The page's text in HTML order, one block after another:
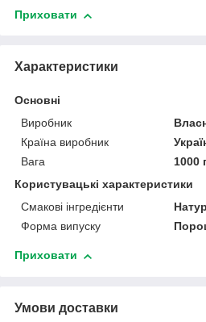
Приховати
Характеристики
Основні
Виробник
Країна виробник
Вага
1000
Користувацькі характеристики
Смакові інгредієнти
Форма випуску
Приховати
Умови доставки